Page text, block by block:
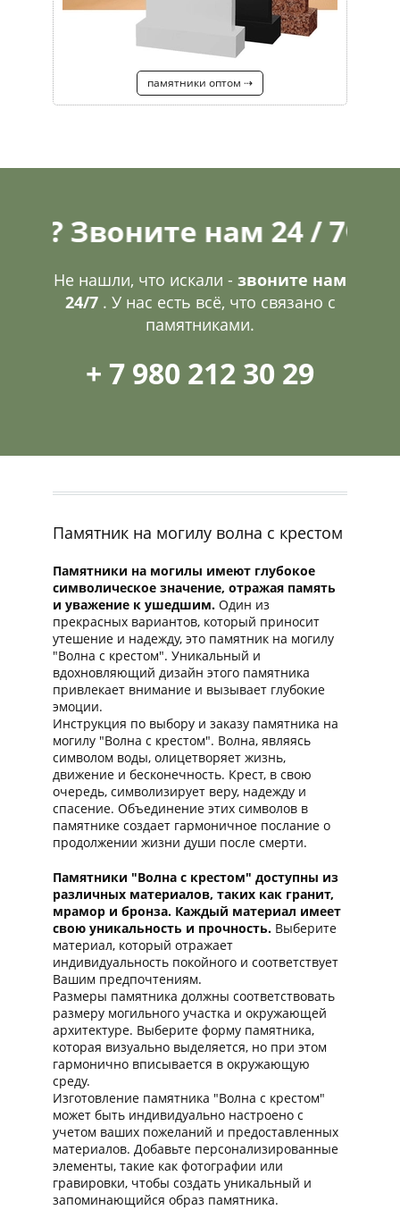
памятники оптом ⇢
нам 24 / 7 ✆Не
Не нашли, что искали - звоните нам
24/7. У нас есть всё, что связано с
памятниками.
+ 7 980 212 30 29
Памятник на могилу волна с крестом
Памятники на могилы имеют глубокое
символическое значение, отражая память
и уважение к ушедшим. Один из
прекрасных вариантов, который приносит
утешение и надежду, это памятник на могилу
"Волна с крестом". Уникальный и
вдохновляющий дизайн этого памятника
привлекает внимание и вызывает глубокие
эмоции.
Инструкция по выбору и заказу памятника на
могилу "Волна с крестом". Волна, являясь
символом воды, олицетворяет жизнь,
движение и бесконечность. Крест, в свою
очередь, символизирует веру, надежду и
спасение. Объединение этих символов в
памятнике создает гармоничное послание о
продолжении жизни души после смерти.
Памятники "Волна с крестом" доступны из
различных материалов, таких как гранит,
мрамор и бронза. Каждый материал имеет
свою уникальность и прочность. Выберите
материал, который отражает
индивидуальность покойного и соответствует
Вашим предпочтениям.
Размеры памятника должны соответствовать
размеру могильного участка и окружающей
архитектуре. Выберите форму памятника,
которая визуально выделяется, но при этом
гармонично вписывается в окружающую
среду.
Изготовление памятника "Волна с крестом"
может быть индивидуально настроено с
учетом ваших пожеланий и предоставленных
материалов. Добавьте персонализированные
элементы, такие как фотографии или
гравировки, чтобы создать уникальный и
запоминающийся образ памятника.